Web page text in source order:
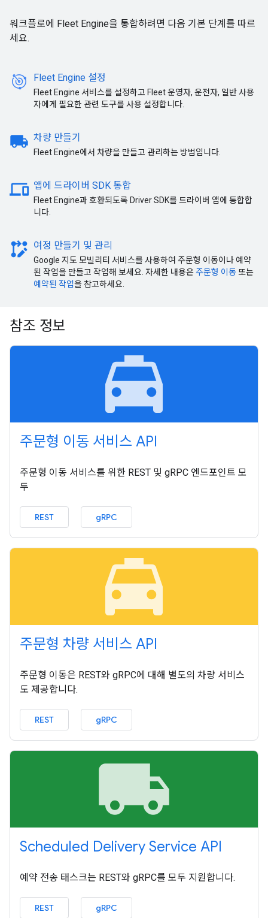
워크플로에 Fleet Engine을 통합하려면 다음 기본 단계를 따르
세요.
Fleet Engine 설정
Fleet Engine 서비스를 설정하고 Fleet 운영자, 운전자, 일반 사용
자에게 필요한 관련 도구를 사용 설정합니다.
local_shipping 차량 만들기
Fleet Engine에서 차량을 만들고 관리하는 방법입니다.
devices 앱에 드라이버 SDK 통합
Fleet Engine과 호환되도록 Driver SDK를 드라이버 앱에 통합합
니다.
rebase_edit 여정 만들기 및 관리
Google 지도 모빌리티 서비스를 사용하여 주문형 이동이나 예약
된 작업을 만들고 작업해 보세요. 자세한 내용은주문형 이동 또는
예약된 작업을 참고하세요.
참조 정보
local_taxi
주문형 이동 서비스 API
주문형 이동 서비스를 위한 REST 및 gRPC 엔드포인트 모
두
REST gRPC
local_taxi
주문형 차량 서비스 API
주문형 이동은 REST와 gRPC에 대해 별도의 차량 서비스
도 제공합니다.
REST gRPC
local_shipping
Scheduled Delivery Service API
예약 전송 태스크는 REST와 gRPC를 모두 지원합니다.
REST gRPC